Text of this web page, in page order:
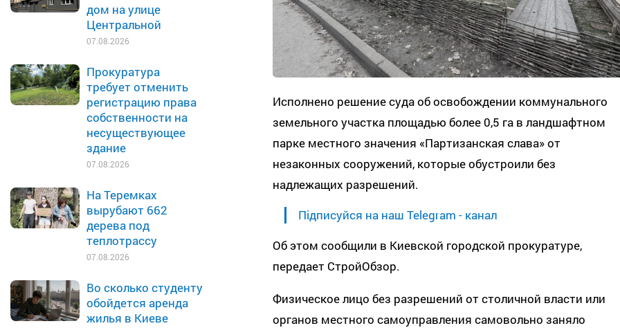
дом на улице
Центральной
07.08.2026
Прокуратура
требует отменить
регистрацию права
собственности на
несуществующее
здание
07.08.2026
На Теремках
вырубают 662
дерева под
теплотрассу
07.08.2026
Во сколько студенту
обойдется аренда
жилья в Киеве
Исполнено решение суда об освобождении коммунального
земельного участка площадью более 0,5 га в ландшафтном
парке местного значения «Партизанская слава» от
незаконных сооружений, которые обустроили без
надлежащих разрешений.
Підписуйся на наш Telegram - канал
Об этом сообщили в Киевской городской прокуратуре,
передает СтройОбзор.
Физическое лицо без разрешений от столичной власти или
органов местного самоуправления самовольно заняло